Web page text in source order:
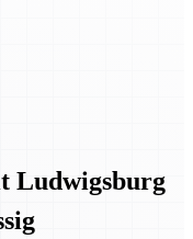
Ludwigsburg